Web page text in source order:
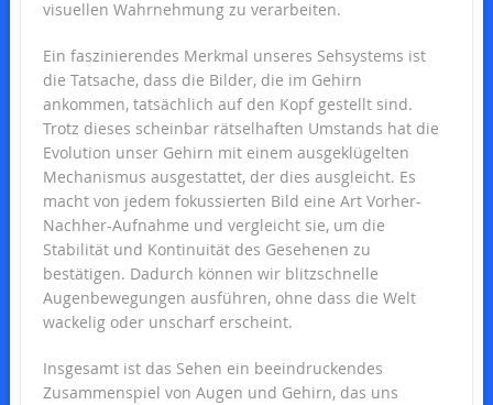
visuellen Wahrnehmung zu verarbeiten.
Ein faszinierendes Merkmal unseres Sehsystems ist
die Tatsache, dass die Bilder, die im Gehirn
ankommen, tatsächlich auf den Kopf gestellt sind.
Trotz dieses scheinbar rätselhaften Umstands hat die
Evolution unser Gehirn mit einem ausgeklügelten
Mechanismus ausgestattet, der dies ausgleicht. Es
macht von jedem fokussierten Bild eine Art Vorher-
Nachher-Aufnahme und vergleicht sie, um die
Stabilität und Kontinuität des Gesehenen zu
bestätigen. Dadurch können wir blitzschnelle
Augenbewegungen ausführen, ohne dass die Welt
wackelig oder unscharf erscheint.
Insgesamt ist das Sehen ein beeindruckendes
Zusammenspiel von Augen und Gehirn, das uns